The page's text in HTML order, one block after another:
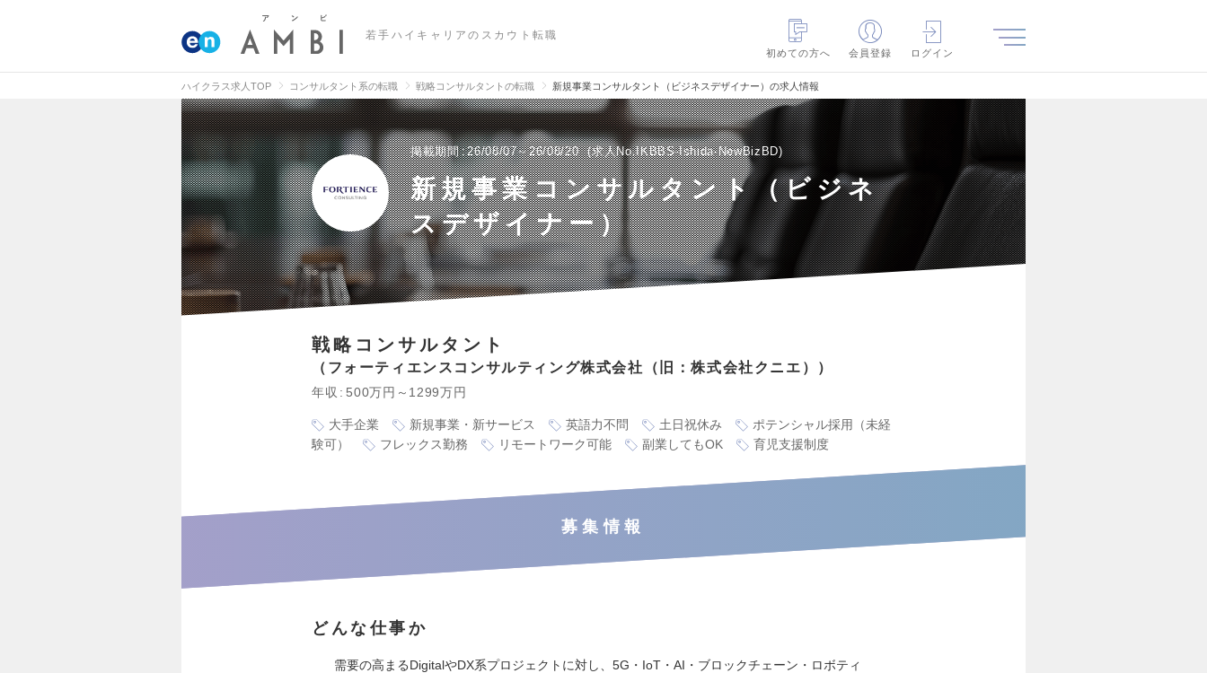
若手ハイキャリアのスカウト転職
初めての方へ
会員登録 ログイン
ハイクラス求人TOP コンサルタント系の転職 戦略コンサルタントの転職 新規事業コンサルタント（ビジネスデザイナー）の求人情報
掲載期間 26/08/07～26/08/20 求人No.IKBBS-Ishida-NewBizBD
新規事業コンサルタント（ビジネ
スデザイナー）
戦略コンサルタント
フォーティエンスコンサルティング株式会社（旧：株式会社クニエ）
年収 500万円～1299万円
大手企業 新規事業・新サービス 英語力不問 土日祝休み
ポテンシャル採用（未経
験可）
フレックス勤務 リモートワーク可能 副業してもOK 育児支援制度
募集情報
どんな仕事か
需要の高まるDigitalやDX系プロジェクトに対し、5G・IoT・AI・ブロックチェーン・ロボティ